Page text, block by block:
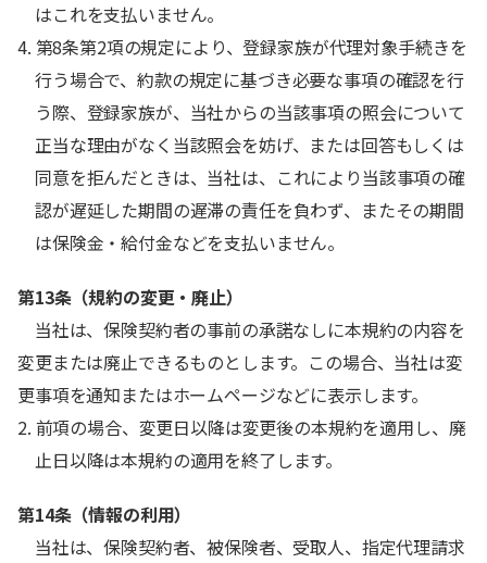
はこれを支払いません。
4. 第8条第2項の規定により、登録家族が代理対象手続きを
行う場合で、約款の規定に基づき必要な事項の確認を行
う際、登録家族が、当社からの当該事項の照会について
正当な理由がなく当該照会を妨げ、または回答もしくは
同意を拒んだときは、当社は、これにより当該事項の確
認が遅延した期間の遅滞の責任を負わず、またその期間
は保険金・給付金などを支払いません。
第13条（規約の変更・廃止）
当社は、保険契約者の事前の承諾なしに本規約の内容を
変更または廃止できるものとします。この場合、当社は変
更事項を通知またはホームページなどに表示します。
2. 前項の場合、変更日以降は変更後の本規約を適用し、廃
止日以降は本規約の適用を終了します。
第14条（情報の利用）
当社は、保険契約者、被保険者、受取人、指定代理請求